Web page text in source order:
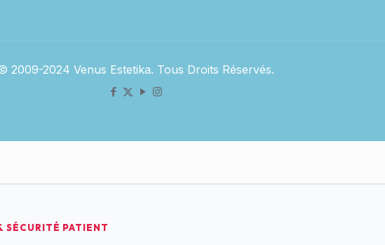
2009-2024 Venus Estetika. Tous Droits Réservés.
SÉCURITÉ PATIENT